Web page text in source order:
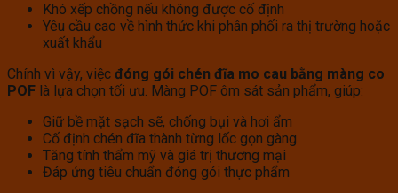
Khó xếp chồng nếu không được cố định
Yêu cầu cao về hình thức khi phân phối ra thị trường hoặc
xuất khẩu
Chính vì vậy, việc đóng gói chén đĩa mo cau bằng màng co
POF là lựa chọn tối ưu. Màng POF ôm sát sản phẩm, giúp:
Giữ bề mặt sạch sẽ, chống bụi và hơi ẩm
Cố định chén đĩa thành từng lốc gọn gàng
Tăng tính thẩm mỹ và giá trị thương mại
Đáp ứng tiêu chuẩn đóng gói thực phẩm